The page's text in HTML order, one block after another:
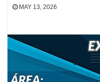
MAY 13, 2026